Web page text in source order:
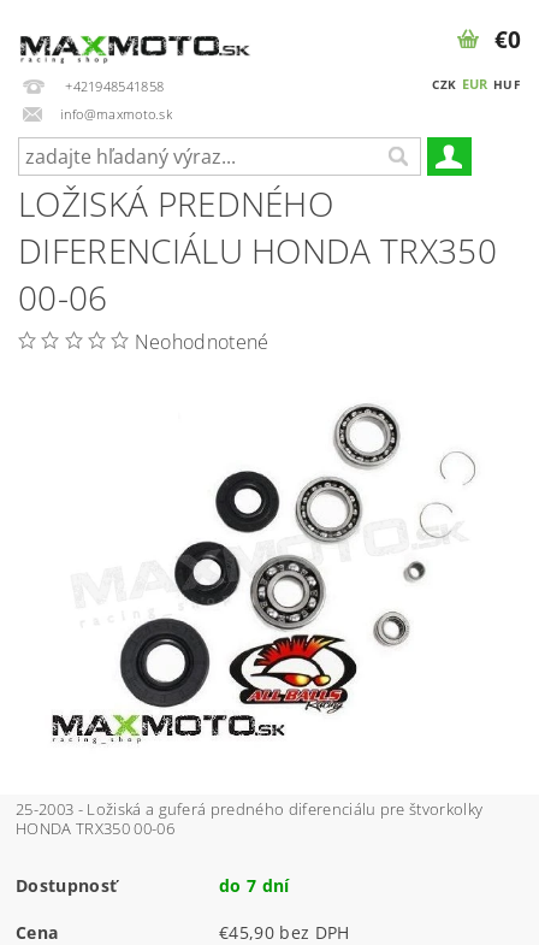
+421948541858
info@maxmoto.sk
CZK EUR HUF
€0
LOŽISKÁ PREDNÉHO
DIFERENCIÁLU HONDA TRX350
00-06
Neohodnotené
25-2003 - Ložiská a guferá predného diferenciálu pre štvorkolky
HONDA TRX350 00-06
Dostupnosť do 7 dní
Cena €45,90 bez DPH